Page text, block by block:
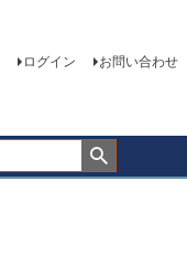
ログイン お問い合わせ